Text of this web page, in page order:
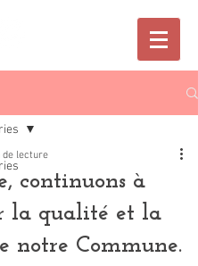
continuons à
la qualité et la
notre Commune.
de lecture